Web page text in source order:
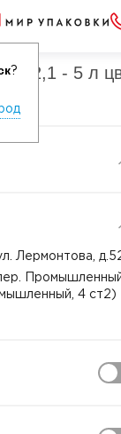
?
2,1 - 5 л
Лермонтова,
4 ст2)